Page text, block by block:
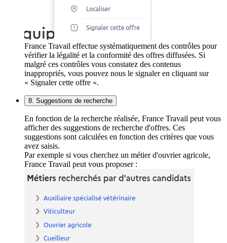
France Travail effectue systématiquement des contrôles pour
vérifier la légalité et la conformité des offres diffusées. Si
malgré ces contrôles vous constatez des contenus
inappropriés, vous pouvez nous le signaler en cliquant sur
« Signaler cette offre ».
8. Suggestions de recherche
En fonction de la recherche réalisée, France Travail peut vous
afficher des suggestions de recherche d'offres. Ces
suggestions sont calculées en fonction des critères que vous
avez saisis.
Par exemple si vous cherchez un métier d'ouvrier agricole,
France Travail peut vous proposer :